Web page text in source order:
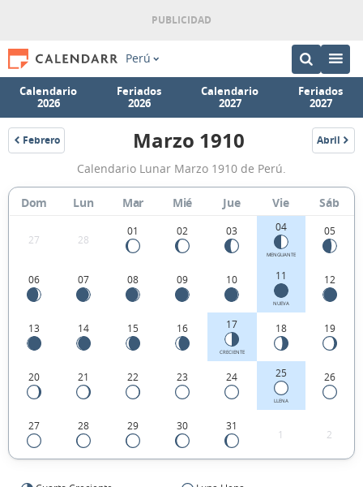
Perú
Calendario
2026
Feriados
2026
Calendario
2027
Feriados
2027
Febrero
1910
Calendario
Lunar
Marzo
de
Perú.
Marzo 1910 Abril
1910
Calendario Lunar Marzo 1910 de Perú.
Dom Lun Mar Mié Jue Vie Sáb
27 28
01 02 03 04
MENGUANTE
05
06 07 08 09 10 11
NUEVA
12
13 14 15 16 17
CRECIENTE
18 19
20 21 22 23 24 25
LLENA
26
27 28 29 30 31
1 2